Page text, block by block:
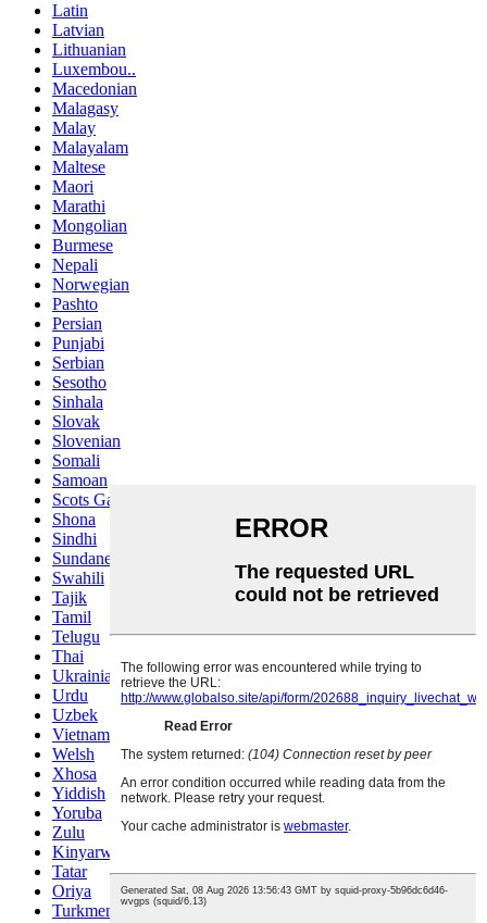
Latin
Latvian
Lithuanian
Luxembou..
Macedonian
Malagasy
Malay
Malayalam
Maltese
Maori
Marathi
Mongolian
Burmese
Nepali
Norwegian
Pashto
Persian
Punjabi
Serbian
Sesotho
Sinhala
Slovak
Slovenian
Somali
Samoan
Scots Gaelic
Shona
Sindhi
Sundanese
Swahili
Tajik
Tamil
Telugu
Thai
Ukrainian
Urdu
Uzbek
Vietnamese
Welsh
Xhosa
Yiddish
Yoruba
Zulu
Kinyarwanda
Tatar
Oriya
Turkmen